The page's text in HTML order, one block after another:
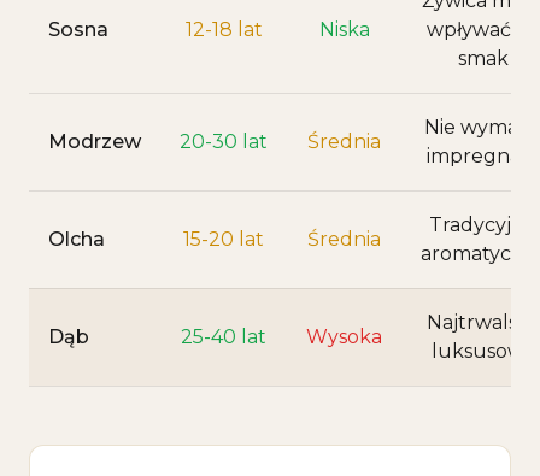
Sosna 12-18 lat Niska
wpływać na
smak
Modrzew 20-30 lat Średnia
Nie
impregnacji
Olcha 15-20 lat Średnia
Tradycyjna,
Dąb 25-40 lat Wysoka
Najtrwalszy,
luksusowy